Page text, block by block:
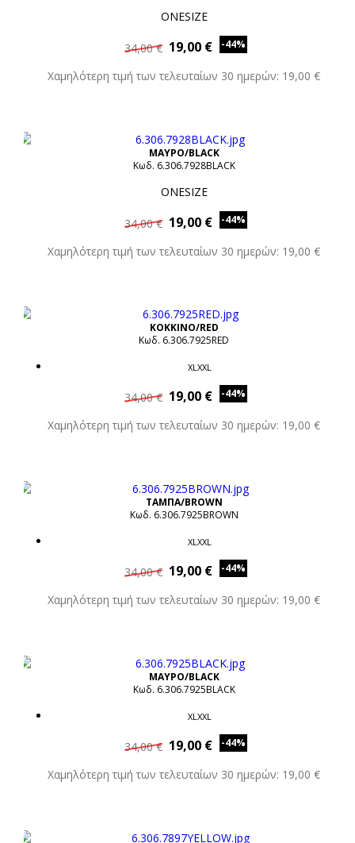
ONESIZE
34,00 € 19,00 € -44%
Χαμηλότερη τιμή των τελευταίων 30 ημερών: 19,00 €
ΜΑΥΡΟ/BLACK
Κωδ. 6.306.7928BLACK
ONESIZE
34,00 € 19,00 € -44%
Χαμηλότερη τιμή των τελευταίων 30 ημερών: 19,00 €
ΚΟΚΚΙΝΟ/RED
Κωδ. 6.306.7925RED
XLXXL
34,00 € 19,00 € -44%
Χαμηλότερη τιμή των τελευταίων 30 ημερών: 19,00 €
ΤΑΜΠΑ/BROWN
Κωδ. 6.306.7925BROWN
XLXXL
34,00 € 19,00 € -44%
Χαμηλότερη τιμή των τελευταίων 30 ημερών: 19,00 €
ΜΑΥΡΟ/BLACK
Κωδ. 6.306.7925BLACK
XLXXL
34,00 € 19,00 € -44%
Χαμηλότερη τιμή των τελευταίων 30 ημερών: 19,00 €